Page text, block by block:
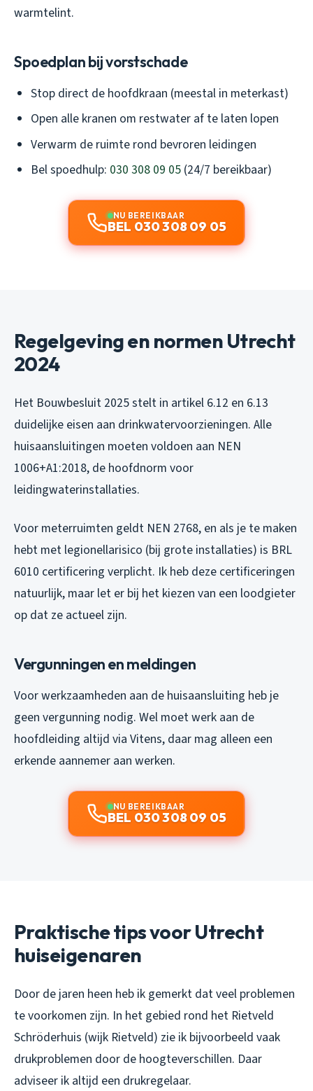
warmtelint.
Spoedplan bij vorstschade
Stop direct de hoofdkraan (meestal in meterkast)
Open alle kranen om restwater af te laten lopen
Verwarm de ruimte rond bevroren leidingen
Bel spoedhulp: 030 308 09 05 (24/7 bereikbaar)
NU BEREIKBAAR
BEL 030 308 09 05
Regelgeving en normen Utrecht
2024
Het Bouwbesluit 2025 stelt in artikel 6.12 en 6.13
duidelijke eisen aan drinkwatervoorzieningen. Alle
huisaansluitingen moeten voldoen aan NEN
1006+A1:2018, de hoofdnorm voor
leidingwaterinstallaties.
Voor meterruimten geldt NEN 2768, en als je te maken
hebt met legionellarisico (bij grote installaties) is BRL
6010 certificering verplicht. Ik heb deze certificeringen
natuurlijk, maar let er bij het kiezen van een loodgieter
op dat ze actueel zijn.
Vergunningen en meldingen
Voor werkzaamheden aan de huisaansluiting heb je
geen vergunning nodig. Wel moet werk aan de
hoofdleiding altijd via Vitens, daar mag alleen een
erkende aannemer aan werken.
NU BEREIKBAAR
BEL 030 308 09 05
Praktische tips voor Utrecht
huiseigenaren
Door de jaren heen heb ik gemerkt dat veel problemen
te voorkomen zijn. In het gebied rond het Rietveld
Schröderhuis (wijk Rietveld) zie ik bijvoorbeeld vaak
drukproblemen door de hoogteverschillen. Daar
adviseer ik altijd een drukregelaar.